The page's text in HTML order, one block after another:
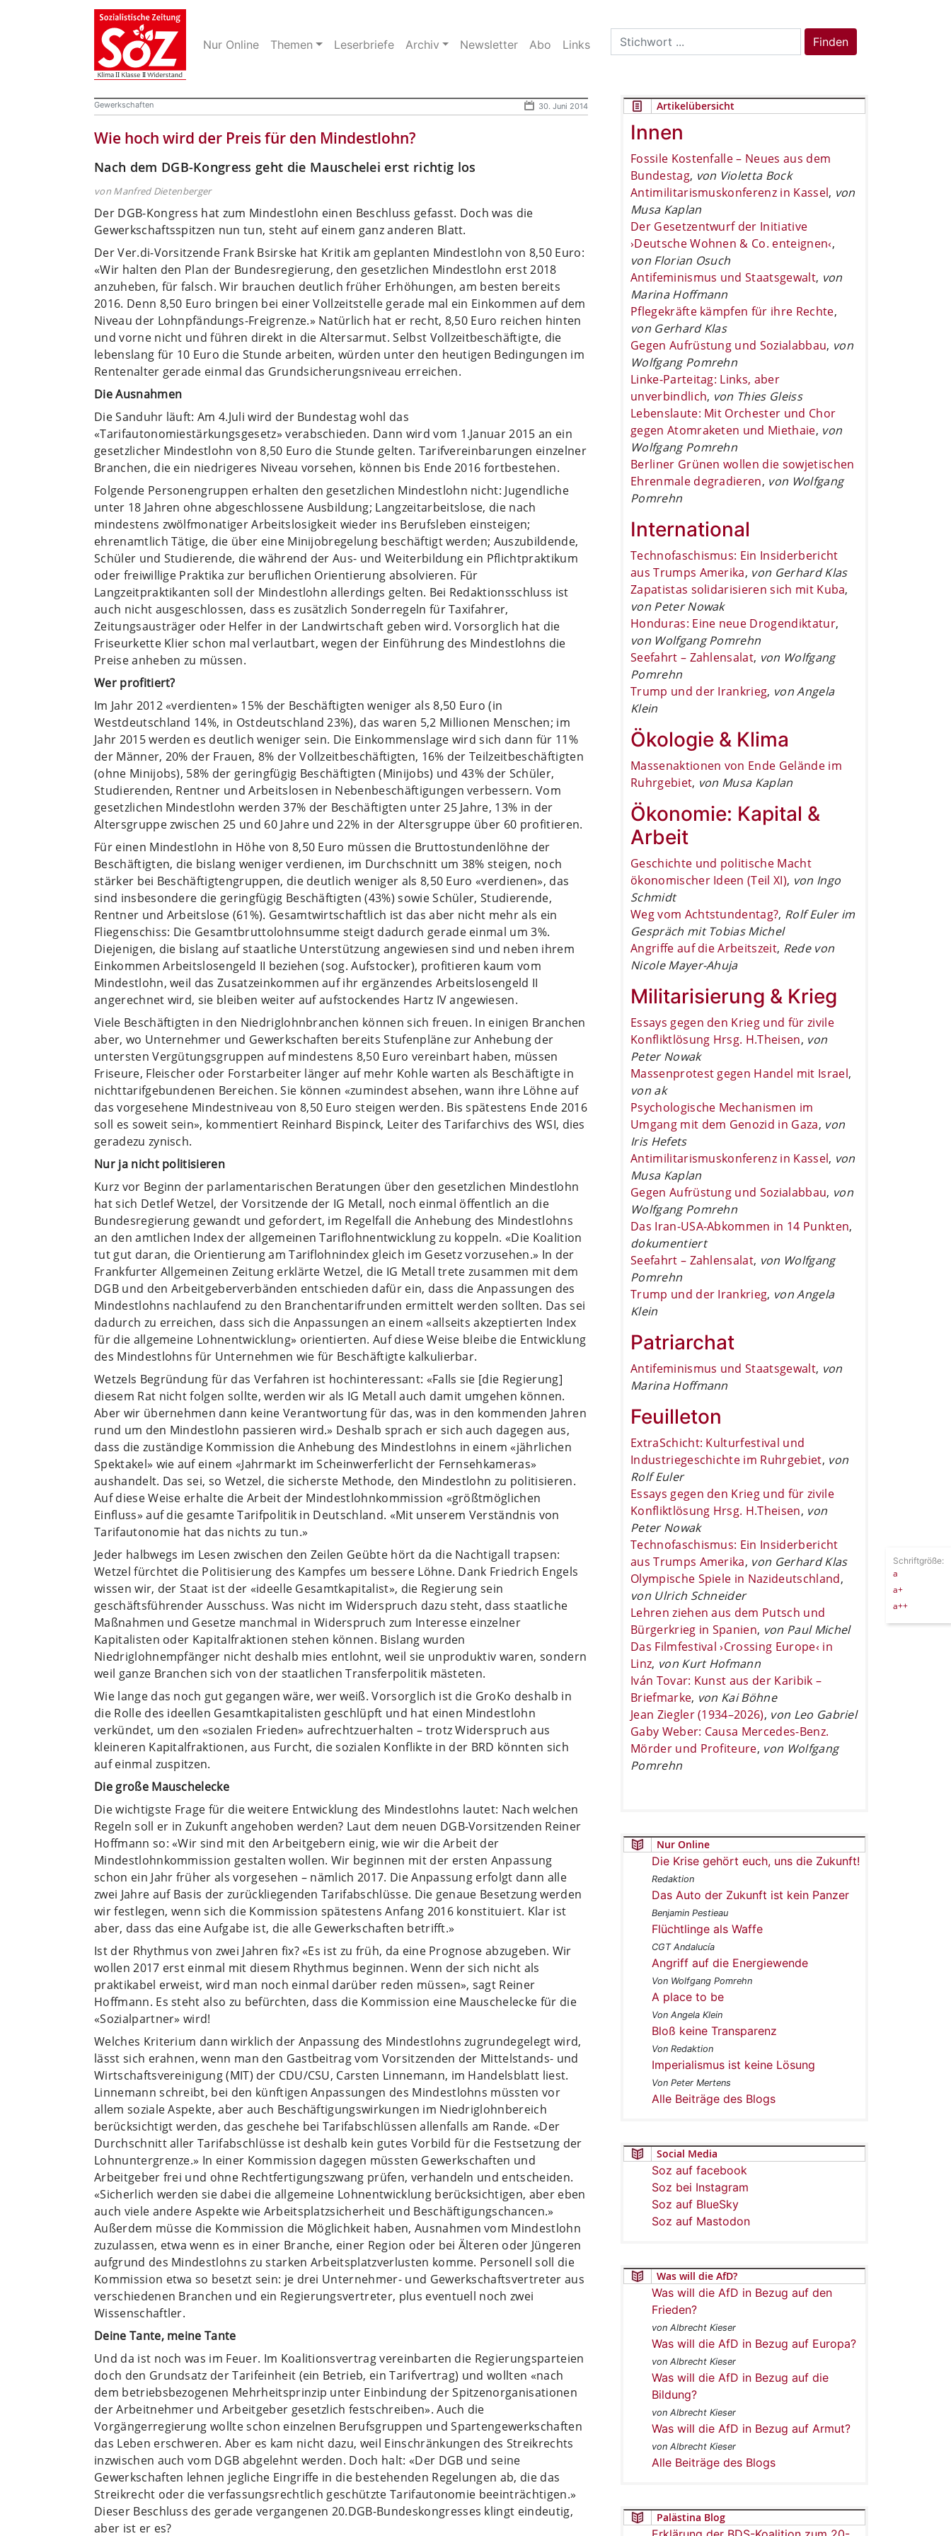
Nur Online Themen Leserbriefe Archiv Newsletter Abo Links
Search
for:
Finden
Gewerkschaften 30. Juni 2014
Wie hoch wird der Preis für den Mindestlohn?
Nach dem DGB-Kongress geht die Mauschelei erst richtig los
von Manfred Dietenberger
Der DGB-Kongress hat zum Mindestlohn einen Beschluss gefasst. Doch was die
Gewerkschaftsspitzen nun tun, steht auf einem ganz anderen Blatt.
Der Ver.di-Vorsitzende Frank Bsirske hat Kritik am geplanten Mindestlohn von 8,50 Euro:
«Wir halten den Plan der Bundesregierung, den gesetzlichen Mindestlohn erst 2018
anzuheben, für falsch. Wir brauchen deutlich früher Erhöhungen, am besten bereits
2016. Denn 8,50 Euro bringen bei einer Vollzeitstelle gerade mal ein Einkommen auf dem
Niveau der Lohnpfändungs-Freigrenze.» Natürlich hat er recht, 8,50 Euro reichen hinten
und vorne nicht und führen direkt in die Altersarmut. Selbst Vollzeitbeschäftigte, die
lebenslang für 10 Euro die Stunde arbeiten, würden unter den heutigen Bedingungen im
Rentenalter gerade einmal das Grundsicherungsniveau erreichen.
Die Ausnahmen
Die Sanduhr läuft: Am 4.Juli wird der Bundestag wohl das
«Tarifautonomiestärkungsgesetz» verabschieden. Dann wird vom 1.Januar 2015 an ein
gesetzlicher Mindestlohn von 8,50 Euro die Stunde gelten. Tarifvereinbarungen einzelner
Branchen, die ein niedrigeres Niveau vorsehen, können bis Ende 2016 fortbestehen.
Folgende Personengruppen erhalten den gesetzlichen Mindestlohn nicht: Jugendliche
unter 18 Jahren ohne abgeschlossene Ausbildung; Langzeitarbeitslose, die nach
mindestens zwölfmonatiger Arbeitslosigkeit wieder ins Berufsleben einsteigen;
ehrenamtlich Tätige, die über eine Minijobregelung beschäftigt werden; Auszubildende,
Schüler und Studierende, die während der Aus- und Weiterbildung ein Pflichtpraktikum
oder freiwillige Praktika zur beruflichen Orientierung absolvieren. Für
Langzeitpraktikanten soll der Mindestlohn allerdings gelten. Bei Redaktionsschluss ist
auch nicht ausgeschlossen, dass es zusätzlich Sonderregeln für Taxifahrer,
Zeitungsausträger oder Helfer in der Landwirtschaft geben wird. Vorsorglich hat die
Friseurkette Klier schon mal verlautbart, wegen der Einführung des Mindestlohns die
Preise anheben zu müssen.
Wer profitiert?
Im Jahr 2012 «verdienten» 15% der Beschäftigten weniger als 8,50 Euro (in
Westdeutschland 14%, in Ostdeutschland 23%), das waren 5,2 Millionen Menschen; im
Jahr 2015 werden es deutlich weniger sein. Die Einkommenslage wird sich dann für 11%
der Männer, 20% der Frauen, 8% der Vollzeitbeschäftigten, 16% der Teilzeitbeschäftigten
(ohne Minijobs), 58% der geringfügig Beschäftigten (Minijobs) und 43% der Schüler,
Studierenden, Rentner und Arbeitslosen in Nebenbeschäftigungen verbessern. Vom
gesetzlichen Mindestlohn werden 37% der Beschäftigten unter 25 Jahre, 13% in der
Altersgruppe zwischen 25 und 60 Jahre und 22% in der Altersgruppe über 60 profitieren.
Für einen Mindestlohn in Höhe von 8,50 Euro müssen die Bruttostundenlöhne der
Beschäftigten, die bislang weniger verdienen, im Durchschnitt um 38% steigen, noch
stärker bei Beschäftigtengruppen, die deutlich weniger als 8,50 Euro «verdienen», das
sind insbesondere die geringfügig Beschäftigten (43%) sowie Schüler, Studierende,
Rentner und Arbeitslose (61%). Gesamtwirtschaftlich ist das aber nicht mehr als ein
Fliegenschiss: Die Gesamtbruttolohnsumme steigt dadurch gerade einmal um 3%.
Diejenigen, die bislang auf staatliche Unterstützung angewiesen sind und neben ihrem
Einkommen Arbeitslosengeld II beziehen (sog. Aufstocker), profitieren kaum vom
Mindestlohn, weil das Zusatzeinkommen auf ihr ergänzendes Arbeitslosengeld II
angerechnet wird, sie bleiben weiter auf aufstockendes Hartz IV angewiesen.
Viele Beschäftigten in den Niedriglohnbranchen können sich freuen. In einigen Branchen
aber, wo Unternehmer und Gewerkschaften bereits Stufenpläne zur Anhebung der
untersten Vergütungsgruppen auf mindestens 8,50 Euro vereinbart haben, müssen
Friseure, Fleischer oder Forstarbeiter länger auf mehr Kohle warten als Beschäftigte in
nichttarifgebundenen Bereichen. Sie können «zumindest absehen, wann ihre Löhne auf
das vorgesehene Mindestniveau von 8,50 Euro steigen werden. Bis spätestens Ende 2016
soll es soweit sein», kommentiert Reinhard Bispinck, Leiter des Tarifarchivs des WSI, dies
geradezu zynisch.
Nur ja nicht politisieren
Kurz vor Beginn der parlamentarischen Beratungen über den gesetzlichen Mindestlohn
hat sich Detlef Wetzel, der Vorsitzende der IG Metall, noch einmal öffentlich an die
Bundesregierung gewandt und gefordert, im Regelfall die Anhebung des Mindestlohns
an den amtlichen Index der allgemeinen Tariflohnentwicklung zu koppeln. «Die Koalition
tut gut daran, die Orientierung am Tariflohnindex gleich im Gesetz vorzusehen.» In der
Frankfurter Allgemeinen Zeitung erklärte Wetzel, die IG Metall trete zusammen mit dem
DGB und den Arbeitgeberverbänden entschieden dafür ein, dass die Anpassungen des
Mindestlohns nachlaufend zu den Branchentarifrunden ermittelt werden sollten. Das sei
dadurch zu erreichen, dass sich die Anpassungen an einem «allseits akzeptierten Index
für die allgemeine Lohnentwicklung» orientierten. Auf diese Weise bleibe die Entwicklung
des Mindestlohns für Unternehmen wie für Beschäftigte kalkulierbar.
Wetzels Begründung für das Verfahren ist hochinteressant: «Falls sie [die Regierung]
diesem Rat nicht folgen sollte, werden wir als IG Metall auch damit umgehen können.
Aber wir übernehmen dann keine Verantwortung für das, was in den kommenden Jahren
rund um den Mindestlohn passieren wird.» Deshalb sprach er sich auch dagegen aus,
dass die zuständige Kommission die Anhebung des Mindestlohns in einem «jährlichen
Spektakel» wie auf einem «Jahrmarkt im Scheinwerferlicht der Fernsehkameras»
aushandelt. Das sei, so Wetzel, die sicherste Methode, den Mindestlohn zu politisieren.
Auf diese Weise erhalte die Arbeit der Mindestlohnkommission «größtmöglichen
Einfluss» auf die gesamte Tarifpolitik in Deutschland. «Mit unserem Verständnis von
Tarifautonomie hat das nichts zu tun.»
Jeder halbwegs im Lesen zwischen den Zeilen Geübte hört da die Nachtigall trapsen:
Wetzel fürchtet die Politisierung des Kampfes um bessere Löhne. Dank Friedrich Engels
wissen wir, der Staat ist der «ideelle Gesamtkapitalist», die Regierung sein
geschäftsführender Ausschuss. Was nicht im Widerspruch dazu steht, dass staatliche
Maßnahmen und Gesetze manchmal in Widerspruch zum Interesse einzelner
Kapitalisten oder Kapitalfraktionen stehen können. Bislang wurden
Niedriglohnempfänger nicht deshalb mies entlohnt, weil sie unproduktiv waren, sondern
weil ganze Branchen sich von der staatlichen Transferpolitik mästeten.
Wie lange das noch gut gegangen wäre, wer weiß. Vorsorglich ist die GroKo deshalb in
die Rolle des ideellen Gesamtkapitalisten geschlüpft und hat einen Mindestlohn
verkündet, um den «sozialen Frieden» aufrechtzuerhalten – trotz Widerspruch aus
kleineren Kapitalfraktionen, aus Furcht, die sozialen Konflikte in der BRD könnten sich
auf einmal zuspitzen.
Die große Mauschelecke
Die wichtigste Frage für die weitere Entwicklung des Mindestlohns lautet: Nach welchen
Regeln soll er in Zukunft angehoben werden? Laut dem neuen DGB-Vorsitzenden Reiner
Hoffmann so: «Wir sind mit den Arbeitgebern einig, wie wir die Arbeit der
Mindestlohnkommission gestalten wollen. Wir beginnen mit der ersten Anpassung
schon ein Jahr früher als vorgesehen – nämlich 2017. Die Anpassung erfolgt dann alle
zwei Jahre auf Basis der zurückliegenden Tarifabschlüsse. Die genaue Besetzung werden
wir festlegen, wenn sich die Kommission spätestens Anfang 2016 konstituiert. Klar ist
aber, dass das eine Aufgabe ist, die alle Gewerkschaften betrifft.»
Ist der Rhythmus von zwei Jahren fix? «Es ist zu früh, da eine Prognose abzugeben. Wir
wollen 2017 erst einmal mit diesem Rhythmus beginnen. Wenn der sich nicht als
praktikabel erweist, wird man noch einmal darüber reden müssen», sagt Reiner
Hoffmann. Es steht also zu befürchten, dass die Kommission eine Mauschelecke für die
«Sozialpartner» wird!
Welches Kriterium dann wirklich der Anpassung des Mindestlohns zugrundegelegt wird,
lässt sich erahnen, wenn man den Gastbeitrag vom Vorsitzenden der Mittelstands- und
Wirtschaftsvereinigung (MIT) der CDU/CSU, Carsten Linnemann, im Handelsblatt liest.
Linnemann schreibt, bei den künftigen Anpassungen des Mindestlohns müssten vor
allem soziale Aspekte, aber auch Beschäftigungswirkungen im Niedriglohnbereich
berücksichtigt werden, das geschehe bei Tarifabschlüssen allenfalls am Rande. «Der
Durchschnitt aller Tarifabschlüsse ist deshalb kein gutes Vorbild für die Festsetzung der
Lohnuntergrenze.» In einer Kommission dagegen müssten Gewerkschaften und
Arbeitgeber frei und ohne Rechtfertigungszwang prüfen, verhandeln und entscheiden.
«Sicherlich werden sie dabei die allgemeine Lohnentwicklung berücksichtigen, aber eben
auch viele andere Aspekte wie Arbeitsplatzsicherheit und Beschäftigungschancen.»
Außerdem müsse die Kommission die Möglichkeit haben, Ausnahmen vom Mindestlohn
zuzulassen, etwa wenn es in einer Branche, einer Region oder bei Älteren oder Jüngeren
aufgrund des Mindestlohns zu starken Arbeitsplatzverlusten komme. Personell soll die
Kommission etwa so besetzt sein: je drei Unternehmer- und Gewerkschaftsvertreter aus
verschiedenen Branchen und ein Regierungsvertreter, plus eventuell noch zwei
Wissenschaftler.
Deine Tante, meine Tante
Und da ist noch was im Feuer. Im Koalitionsvertrag vereinbarten die Regierungsparteien
doch den Grundsatz der Tarifeinheit (ein Betrieb, ein Tarifvertrag) und wollten «nach
dem betriebsbezogenen Mehrheitsprinzip unter Einbindung der Spitzenorganisationen
der Arbeitnehmer und Arbeitgeber gesetzlich festschreiben». Auch die
Vorgängerregierung wollte schon einzelnen Berufsgruppen und Spartengewerkschaften
das Leben erschweren. Aber es kam nicht dazu, weil Einschränkungen des Streikrechts
inzwischen auch vom DGB abgelehnt werden. Doch halt: «Der DGB und seine
Gewerkschaften lehnen jegliche Eingriffe in die bestehenden Regelungen ab, die das
Streikrecht oder die verfassungsrechtlich geschützte Tarifautonomie beeinträchtigen.»
Dieser Beschluss des gerade vergangenen 20.DGB-Bundeskongresses klingt eindeutig,
aber ist er es?
Artikelübersicht
Innen
Fossile Kostenfalle – Neues aus dem
Bundestag, von Violetta Bock
Antimilitarismuskonferenz in Kassel, von
Musa Kaplan
Der Gesetzentwurf der Initiative
›Deutsche Wohnen & Co. enteignen‹,
von Florian Osuch
Antifeminismus und Staatsgewalt, von
Marina Hoffmann
Pflegekräfte kämpfen für ihre Rechte,
von Gerhard Klas
Gegen Aufrüstung und Sozialabbau, von
Wolfgang Pomrehn
Linke-Parteitag: Links, aber
unverbindlich, von Thies Gleiss
Lebenslaute: Mit Orchester und Chor
gegen Atomraketen und Miethaie, von
Wolfgang Pomrehn
Berliner Grünen wollen die sowjetischen
Ehrenmale degradieren, von Wolfgang
Pomrehn
International
Technofaschismus: Ein Insiderbericht
aus Trumps Amerika, von Gerhard Klas
Zapatistas solidarisieren sich mit Kuba,
von Peter Nowak
Honduras: Eine neue Drogendiktatur,
von Wolfgang Pomrehn
Seefahrt – Zahlensalat, von Wolfgang
Pomrehn
Trump und der Irankrieg, von Angela
Klein
Ökologie & Klima
Massenaktionen von Ende Gelände im
Ruhrgebiet, von Musa Kaplan
Ökonomie: Kapital &
Arbeit
Geschichte und politische Macht
ökonomischer Ideen (Teil XI), von Ingo
Schmidt
Weg vom Achtstundentag?, Rolf Euler im
Gespräch mit Tobias Michel
Angriffe auf die Arbeitszeit, Rede von
Nicole Mayer-Ahuja
Militarisierung & Krieg
Essays gegen den Krieg und für zivile
Konfliktlösung Hrsg. H.Theisen, von
Peter Nowak
Massenprotest gegen Handel mit Israel,
von ak
Psychologische Mechanismen im
Umgang mit dem Genozid in Gaza, von
Iris Hefets
Antimilitarismuskonferenz in Kassel, von
Musa Kaplan
Gegen Aufrüstung und Sozialabbau, von
Wolfgang Pomrehn
Das Iran-USA-Abkommen in 14 Punkten,
dokumentiert
Seefahrt – Zahlensalat, von Wolfgang
Pomrehn
Trump und der Irankrieg, von Angela
Klein
Patriarchat
Antifeminismus und Staatsgewalt, von
Marina Hoffmann
Feuilleton
ExtraSchicht: Kulturfestival und
Industriegeschichte im Ruhrgebiet, von
Rolf Euler
Essays gegen den Krieg und für zivile
Konfliktlösung Hrsg. H.Theisen, von
Peter Nowak
Technofaschismus: Ein Insiderbericht
aus Trumps Amerika, von Gerhard Klas
Olympische Spiele in Nazideutschland,
von Ulrich Schneider
Lehren ziehen aus dem Putsch und
Bürgerkrieg in Spanien, von Paul Michel
Das Filmfestival ›Crossing Europe‹ in
Linz, von Kurt Hofmann
Iván Tovar: Kunst aus der Karibik –
Briefmarke, von Kai Böhne
Jean Ziegler (1934–2026), von Leo Gabriel
Gaby Weber: Causa Mercedes-Benz.
Mörder und Profiteure, von Wolfgang
Pomrehn
Nur Online
Die Krise gehört euch, uns die Zukunft!
Redaktion
Das Auto der Zukunft ist kein Panzer
Benjamin Pestieau
Flüchtlinge als Waffe
CGT Andalucía
Angriff auf die Energiewende
Von Wolfgang Pomrehn
A place to be
Von Angela Klein
Bloß keine Transparenz
Von Redaktion
Imperialismus ist keine Lösung
Von Peter Mertens
Alle Beiträge des Blogs
Social Media
Soz auf facebook
Soz bei Instagram
Soz auf BlueSky
Soz auf Mastodon
Was will die AfD?
Was will die AfD in Bezug auf den
Frieden?
von Albrecht Kieser
Was will die AfD in Bezug auf Europa?
von Albrecht Kieser
Was will die AfD in Bezug auf die
Bildung?
von Albrecht Kieser
Was will die AfD in Bezug auf Armut?
von Albrecht Kieser
Alle Beiträge des Blogs
Palästina Blog
Schriftgröße:
a
a+
a++